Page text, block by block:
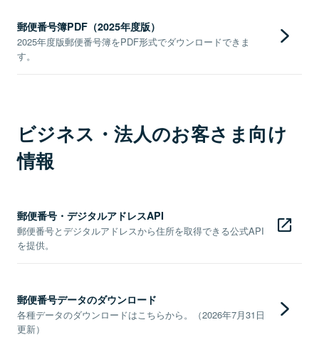
郵便番号簿PDF（2025年度版）
2025年度版郵便番号簿をPDF形式でダウンロードできま
す。
ビジネス・法人のお客さま向け
情報
郵便番号・デジタルアドレスAPI
郵便番号とデジタルアドレスから住所を取得できる公式API
を提供。
郵便番号データのダウンロード
各種データのダウンロードはこちらから。（2026年7月31日
更新）